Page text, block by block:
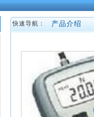
拉力计维修
测力计维修
传感器
快速导航： 产品介绍